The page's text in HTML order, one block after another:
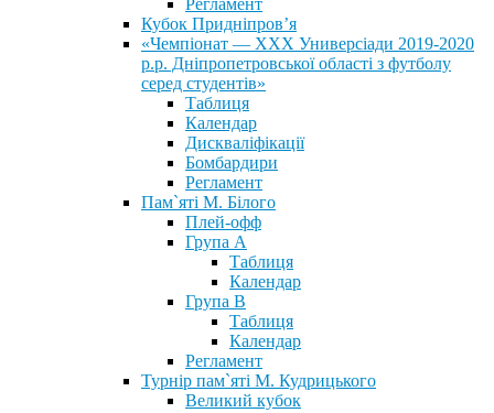
Регламент
Кубок Придніпров’я
«Чемпіонат — ХХХ Универсіади 2019-2020
р.р. Дніпропетровської області з футболу
серед студентів»
Таблиця
Календар
Дискваліфікації
Бомбардири
Регламент
Пам`яті М. Білого
Плей-офф
Група А
Таблиця
Календар
Група В
Таблиця
Календар
Регламент
Турнір пам`яті М. Кудрицького
Великий кубок